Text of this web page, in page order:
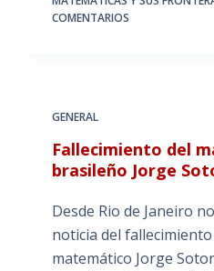
COMENTARIOS
GENERAL
Fallecimiento del
brasileño Jorge
Desde Rio de Janeiro
noticia del
matemático Jorge